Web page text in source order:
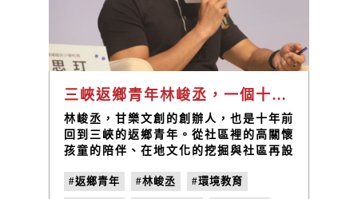
三峽返鄉青年林峻丞，一個十年前開始的故事，然後呢？
林峻丞，甘樂文創的創辦人，也是十年前
回到三峽的返鄉青年。從社區裡的高關懷
孩童的陪伴、在地文化的挖掘與社區再設
年改變了些什麼？
#返鄉青年 #林峻丞 #環境教育